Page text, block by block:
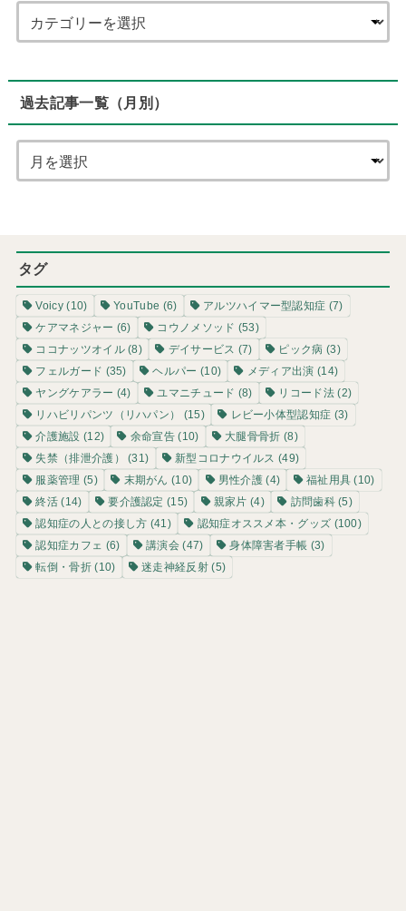
過去記事一覧（月別）
タグ
Voicy(10) YouTube (6) アルツハイマー型認知症 (7)
ケアマネジャー (6) コウノメソッド (53)
ココナッツオイル(8) デイサービス (7) ピック病 (3)
フェルガード (35) ヘルパー (10) メディア出演 (14)
ヤングケアラー (4) ユマニチュード (8) リコード法(2)
リハビリパンツ（リハパン）
(15) レビー小体型認知症 (3)
介護施設 (12) 余命宣告 (10) 大腿骨骨折 (8)
失禁（排泄介護）
(31) 新型コロナウイルス (49)
服薬管理 (5) 末期がん (10) 男性介護 (4) 福祉用具 (10)
終活 (14) 要介護認定 (15) 親家片 (4) 訪問歯科(5)
認知症の人との接し方 (41) 認知症オススメ本・グッズ (100)
認知症カフェ (6) 講演会 (47) 身体障害者手帳 (3)
転倒・骨折(10) 迷走神経反射(5)